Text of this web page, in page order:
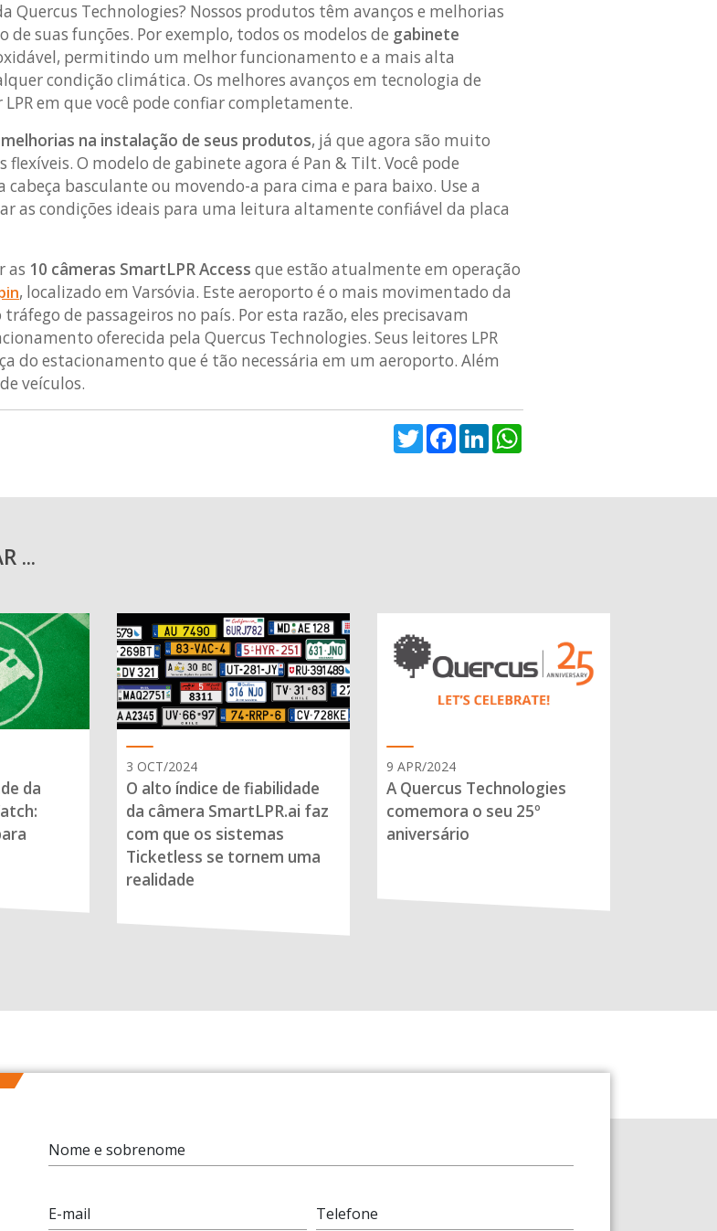
Quercus Technologies? Nossos produtos têm avanços e melhorias
suas funções. Por exemplo, todos os modelos de gabinete
permitindo um melhor funcionamento e a mais alta
condição climática. Os melhores avanços em tecnologia de
em que você pode confiar completamente.
melhorias na instalação de seus produtos, já que agora são muito
O modelo de gabinete agora é Pan & Tilt. Você pode
basculante ou movendo-a para cima e para baixo. Use a
as condições ideais para uma leitura altamente confiável da placa
as 10 câmeras SmartLPR Access que estão atualmente em operação
, localizado em Varsóvia. Este aeroporto é o mais movimentado da
de passageiros no país. Por esta razão, eles precisavam
oferecida pela Quercus Technologies. Seus leitores LPR
do estacionamento que é tão necessária em um aeroporto. Além
veículos.
TwitterFacebook
LinkedIn
...
da
3 OCT/2024
O alto índice de fiabilidade
da câmera SmartLPR.ai faz
com que os sistemas
Ticketless se tornem uma
realidade
9 APR/2024
A Quercus Technologies
comemora o seu 25º
aniversário
Nome e sobrenome
E-mail Telefone